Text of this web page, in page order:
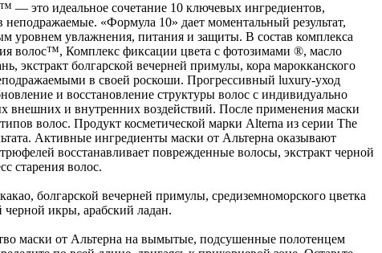
— это идеальное сочетание 10 ключевых ингредиентов,
«Формула 10» дает моментальный результат,
уровнем увлажнения, питания и защиты. В состав комплекса
волос™, Комплекс фиксации цвета с фотозимами ®, масло
экстракт болгарской вечерней примулы, кора марокканского
в своей роскоши. Прогрессивный luxury-уход
и восстановление структуры волос с индивидуально
внешних и внутренних воздействий. После применения маски
волос. Продукт косметической марки Alterna из серии The
Активные ингредиенты маски от Альтерна оказывают
восстанавливает поврежденные волосы, экстракт черной
старения волос.
болгарской вечерней примулы, средиземноморского цветка
черной икры, арабский ладан.
маски от Альтерна на вымытые, подсушенные полотенцем